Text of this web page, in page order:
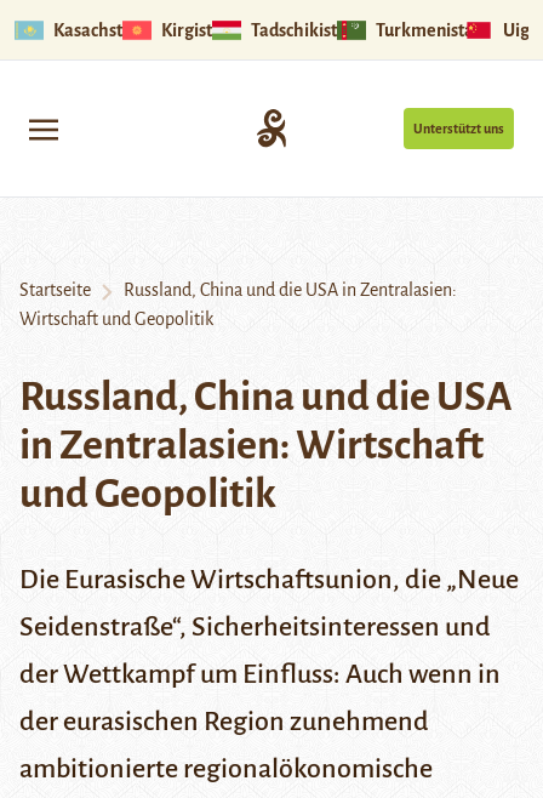
Kasachstan Kirgistan Tadschikistan Turkmenistan
Unterstützt uns
Startseite
Russland, China und die USA in Zentralasien:
Wirtschaft und Geopolitik
Russland, China und die USA
in Zentralasien: Wirtschaft
und Geopolitik
Die Eurasische Wirtschaftsunion, die „Neue
Seidenstraße“, Sicherheitsinteressen und
der Wettkampf um Einfluss: Auch wenn in
der eurasischen Region zunehmend
ambitionierte regionalökonomische